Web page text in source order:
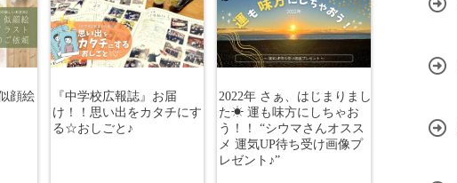
顔絵
『中学校広報誌』お届
け！！思い出をカタチにす
る☆おしごと♪
2022年 さぁ、はじまりまし
た☀︎ 運も味方にしちゃお
う！！ “シウマさんオスス
メ 運気UP待ち受け画像プ
レゼント♪”